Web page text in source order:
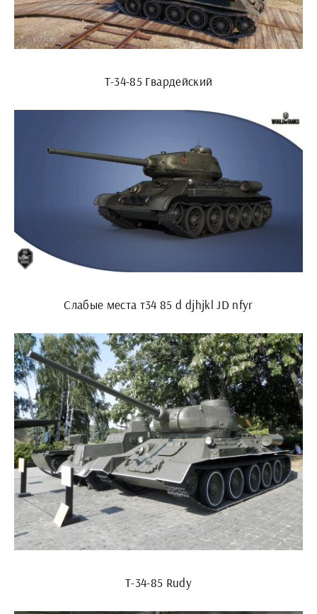
Т-34-85 Гвардейский
Слабые места т34 85 d djhjkl JD nfyr
T-34-85 Rudy